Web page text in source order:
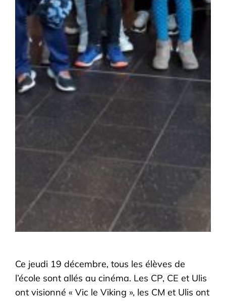
Ce jeudi 19 décembre, tous les élèves de
l’école sont allés au cinéma. Les CP, CE et Ulis
ont visionné « Vic le Viking », les CM et Ulis ont